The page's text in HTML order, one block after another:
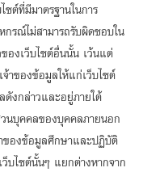
ซต์ที่มีมาตรฐานในการ
รณ์ไม่สามารถรับผิดชอบใน
องเว็บไซต์อื่นนั้น เว้นแต่
าของข้อมูลให้แก่เว็บไซต์
งกล่าวและอยู่ภายใต้
นบุคคลของบุคคลภายนอก
ของข้อมูลศึกษาและปฏิบัติ
บไซต์นั้นๆ แยกต่างหากจาก